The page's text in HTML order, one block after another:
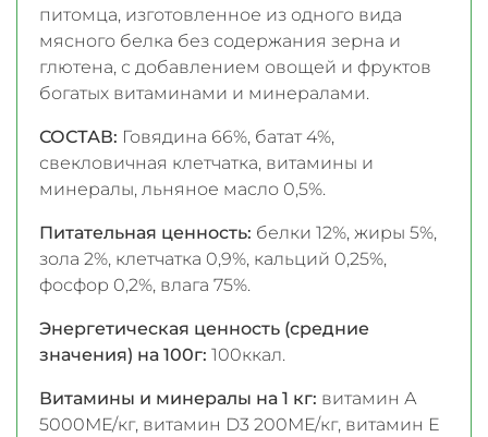
питомца, изготовленное из одного вида
мясного белка без содержания зерна и
глютена, с добавлением овощей и фруктов
богатых витаминами и минералами.
СОСТАВ: Говядина 66%, батат 4%,
свекловичная клетчатка, витамины и
минералы, льняное масло 0,5%.
Питательная ценность: белки 12%, жиры 5%,
зола 2%, клетчатка 0,9%, кальций 0,25%,
фосфор 0,2%, влага 75%.
Энергетическая ценность (средние
значения) на 100г: 100ккал.
Витамины и минералы на 1 кг: витамин А
5000МЕ/кг, витамин D3 200МЕ/кг, витамин Е